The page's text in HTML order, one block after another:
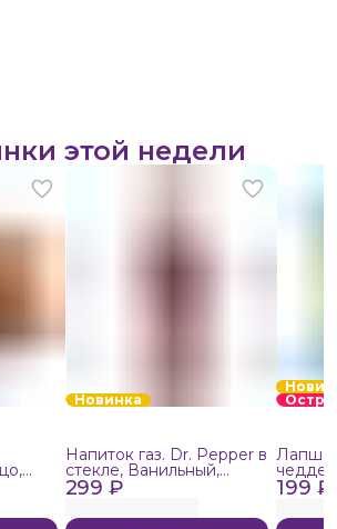
этой недели
Новинка
299 ₽
Напиток газ. Dr. Pepper в
стекле, Ванильный,
275мл
Остро
199 ₽
Лапша
110г